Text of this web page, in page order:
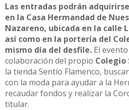
Las entradas podrán
en la Casa Hermandad de
Nazareno, ubicada en la calle
así como en la portería del
mismo día del desfile. El
colaboración del propio Colegio
la tienda Sentío Flamenco,
con la moda para ayudar a la
recaudar fondos y realizar la
titular.